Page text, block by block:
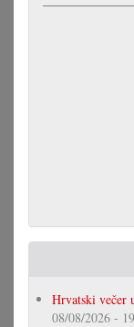
Hrvatski večer
08/08/2026 -